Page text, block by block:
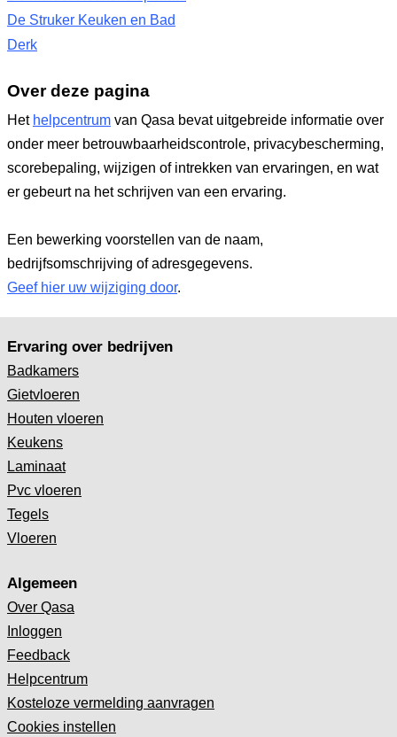
De Struker Keuken en Bad
Derk
Over deze pagina
Het helpcentrum van Qasa bevat uitgebreide informatie over
onder meer betrouwbaarheidscontrole, privacybescherming,
scorebepaling, wijzigen of intrekken van ervaringen, en wat
er gebeurt na het schrijven van een ervaring.
Een bewerking voorstellen van de naam,
bedrijfsomschrijving of adresgegevens.
Geef hier uw wijziging door.
Ervaring over bedrijven
Badkamers
Gietvloeren
Houten vloeren
Keukens
Laminaat
Pvc vloeren
Tegels
Vloeren
Algemeen
Over Qasa
Inloggen
Feedback
Helpcentrum
Kosteloze vermelding aanvragen
Cookies instellen